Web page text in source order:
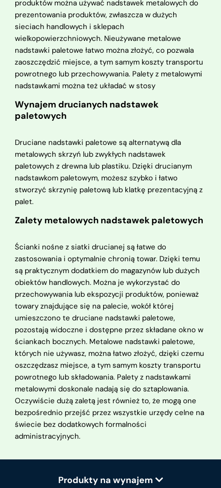
produktów można używać nadstawek metalowych do
prezentowania produktów, zwłaszcza w dużych
sieciach handlowych i sklepach
wielkopowierzchniowych. Nieużywane metalowe
nadstawki paletowe łatwo można złożyć, co pozwala
zaoszczędzić miejsce, a tym samym koszty transportu
powrotnego lub przechowywania. Palety z metalowymi
nadstawkami można też układać w stosy
Wynajem drucianych nadstawek
paletowych
Druciane nadstawki paletowe są alternatywą dla
metalowych skrzyń lub zwykłych nadstawek
paletowych z drewna lub plastiku. Dzięki drucianym
nadstawkom paletowym, możesz szybko i łatwo
stworzyć skrzynię paletową lub klatkę prezentacyjną z
palet.
Zalety metalowych nadstawek paletowych
Ścianki nośne z siatki drucianej są łatwe do
zastosowania i optymalnie chronią towar. Dzięki temu
są praktycznym dodatkiem do magazynów lub dużych
obiektów handlowych. Można je wykorzystać do
przechowywania lub ekspozycji produktów, ponieważ
towary znajdujące się na palecie, wokół której
umieszczono te druciane nadstawki paletowe,
pozostają widoczne i dostępne przez składane okno w
ściankach bocznych. Metalowe nadstawki paletowe,
których nie używasz, można łatwo złożyć, dzięki czemu
oszczędzasz miejsce, a tym samym koszty transportu
powrotnego lub składowania. Palety z nadstawkami
metalowymi doskonale nadają się do sztaplowania.
Oczywiście dużą zaletą jest również to, że mogą one
bezpośrednio przejść przez wszystkie urzędy celne na
świecie bez dodatkowych formalności
administracyjnych.
Produkty na wynajem